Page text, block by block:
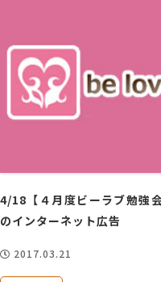
4/18【４月度ビーラブ勉強
のインターネット広告
2017.03.21